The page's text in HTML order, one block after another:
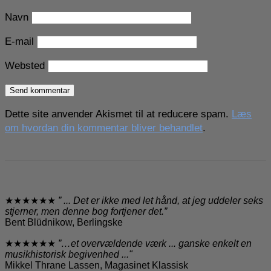
Navn
E-mail
Websted
Dette site anvender Akismet til at reducere spam. Læs
om hvordan din kommentar bliver behandlet.
★★★★★★ ” ... Det er ikke med let hånd, at jeg uddeler seks
stjerner, men denne bog fortjener det.”
Bent Blüdnikow, Berlingske
★★★★★★ ”…et overvældende værk ... ganske enkelt en
musikhistorisk begivenhed ..."
Mikkel Thrane Lassen, Magasinet Klassisk